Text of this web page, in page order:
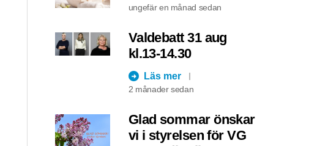
ungefär en månad sedan
Valdebatt 31 aug
kl.13-14.30
Läs mer
2 månader sedan
Glad sommar önskar
vi i styrelsen för VG